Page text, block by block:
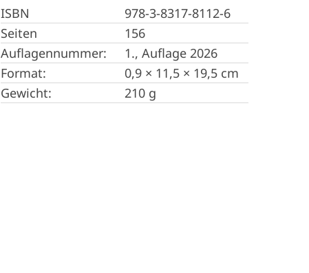
ISBN
978-3-8317-8112-6
Seiten
156
Auflagennummer:
1., Auflage 2026
Format:
0,9 × 11,5 × 19,5 cm
Gewicht:
210 g